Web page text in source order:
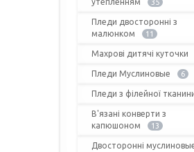
35
Пледи двосторонні з
малюнком
11
Махрові дитячі куточки
Пледи Муслиновые 6
Пледи з філейної
В'язані конверти з
капюшоном
13
Двосторонні